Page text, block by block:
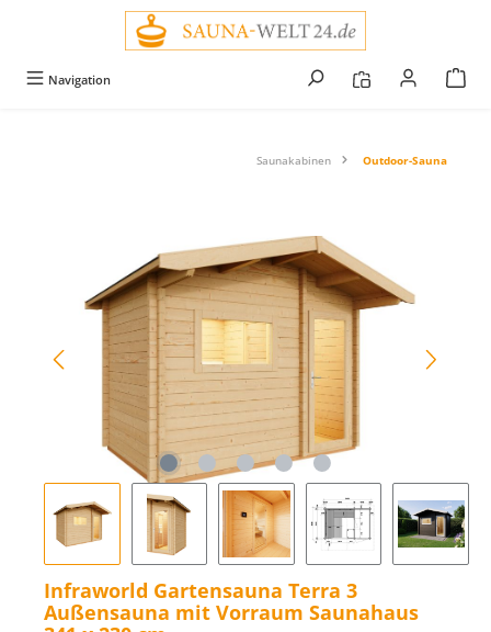
Navigation
Saunakabinen Outdoor-Sauna
Infraworld Gartensauna Terra 3
Außensauna mit Vorraum Saunahaus